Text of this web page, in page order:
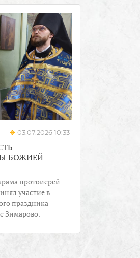
03.07.2026 10:33
БОЖИЕЙ
протоиерей
участие в
праздника
Зимарово.